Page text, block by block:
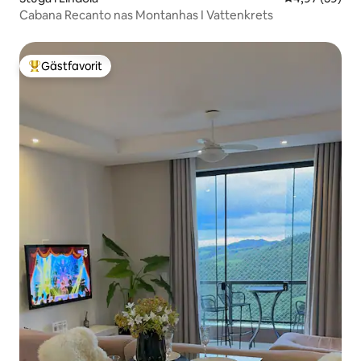
Cabana Recanto nas Montanhas I Vattenkrets
Populär gästfavorit
Gästfavorit